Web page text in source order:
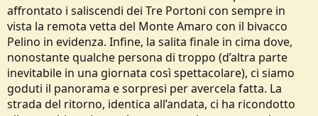
affrontato i saliscendi dei Tre Portoni con sempre in
vista la remota vetta del Monte Amaro con il bivacco
Pelino in evidenza. Infine, la salita finale in cima dove,
nonostante qualche persona di troppo (d’altra parte
inevitabile in una giornata così spettacolare), ci siamo
goduti il panorama e sorpresi per avercela fatta. La
strada del ritorno, identica all’andata, ci ha ricondotto